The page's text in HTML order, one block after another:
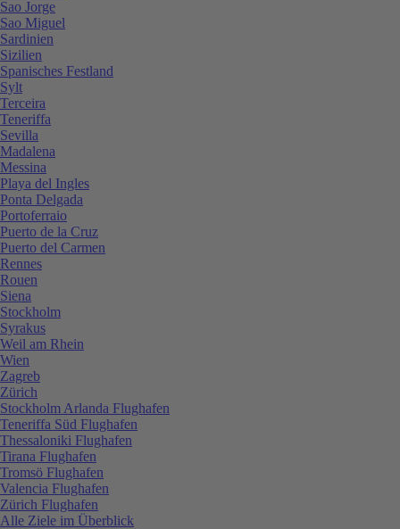
Sao Jorge
Sao Miguel
Sardinien
Sizilien
Spanisches Festland
Sylt
Terceira
Teneriffa
Sevilla
Madalena
Messina
Playa del Ingles
Ponta Delgada
Portoferraio
Puerto de la Cruz
Puerto del Carmen
Rennes
Rouen
Siena
Stockholm
Syrakus
Weil am Rhein
Wien
Zagreb
Zürich
Stockholm Arlanda Flughafen
Teneriffa Süd Flughafen
Thessaloniki Flughafen
Tirana Flughafen
Tromsö Flughafen
Valencia Flughafen
Zürich Flughafen
Alle Ziele im Überblick